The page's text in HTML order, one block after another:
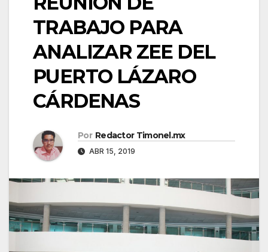
TRABAJO PARA
ANALIZAR ZEE DEL
PUERTO LÁZARO
CÁRDENAS
Por Redactor Timonel.mx
ABR 15, 2019